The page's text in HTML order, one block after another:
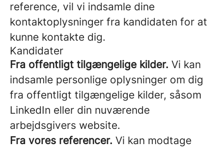
reference, vil vi indsamle dine
kontaktoplysninger fra kandidaten for at
kunne kontakte dig.
Kandidater
Fra offentligt tilgængelige kilder. Vi kan
indsamle personlige oplysninger om dig
fra offentligt tilgængelige kilder, såsom
LinkedIn eller din nuværende
arbejdsgivers website.
Fra vores referencer. Vi kan modtage